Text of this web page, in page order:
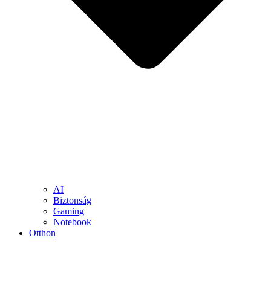
AI
Biztonság
Gaming
Notebook
Otthon